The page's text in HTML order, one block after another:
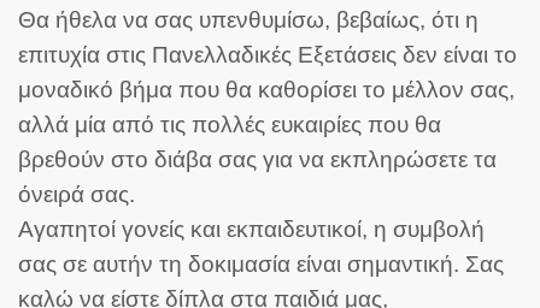
Θα ήθελα να σας υπενθυμίσω, βεβαίως, ότι η
επιτυχία στις Πανελλαδικές Εξετάσεις δεν είναι το
μοναδικό βήμα που θα καθορίσει το μέλλον σας,
αλλά μία από τις πολλές ευκαιρίες που θα
βρεθούν στο διάβα σας για να εκπληρώσετε τα
όνειρά σας.
Αγαπητοί γονείς και εκπαιδευτικοί, η συμβολή
σας σε αυτήν τη δοκιμασία είναι σημαντική. Σας
καλώ να είστε δίπλα στα παιδιά μας,